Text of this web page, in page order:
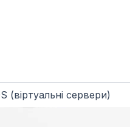
(віртуальні сервери)